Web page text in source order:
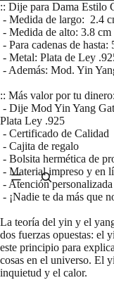
:: Dije para Dama Estilo
- Medida de largo: 2.4
- Medida de alto: 3.8 cm
- Para cadenas de hasta:
- Metal: Plata de Ley
- Además: Mod. Yin
:: Más valor por tu
- Dije Mod Yin Yang
Plata Ley .925
- Certificado de Calidad
- Cajita de regalo
- Bolsita hermética de
- Material impreso y en
- Atención
- ¡Nadie te da más que
La teoría del yin y el
dos fuerzas opuestas: el
este principio para
cosas en el universo. El
inquietud y el calor.